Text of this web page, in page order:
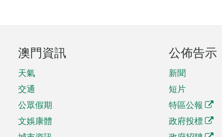
澳門資訊
天氣
交通
公眾假期
文娛康體
公佈告示
新聞
短片
特區公報
政府投標